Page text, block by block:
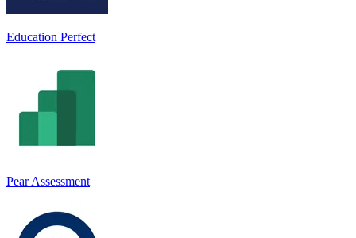
Education Perfect
Pear Assessment